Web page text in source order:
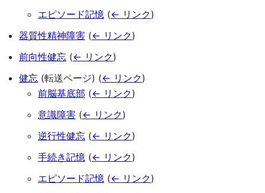
エピソード記憶 (← リンク)
器質性精神障害 (← リンク)
前向性健忘 (← リンク)
健忘 (転送ページ) (← リンク)
前脳基底部 (← リンク)
意識障害 (← リンク)
逆行性健忘 (← リンク)
手続き記憶 (← リンク)
エピソード記憶 (← リンク)